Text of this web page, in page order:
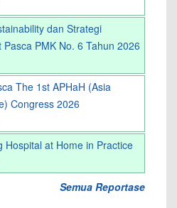
dan Strategi
PMK No. 6 Tahun 2026
The 1st APHaH (Asia
Congress 2026
Hospital at Home in Practice
Semua Reportase